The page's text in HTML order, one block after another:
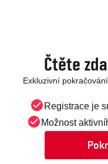
Čtěte
Exkluzivní
Registrace je
Možnost